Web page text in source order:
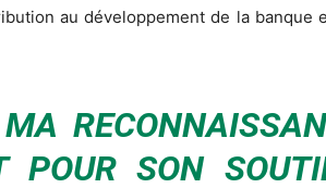
au développement de la banque
POUR SON